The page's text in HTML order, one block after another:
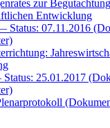
zur
Entwicklung
Status: 07.11.2016
25.01.2017